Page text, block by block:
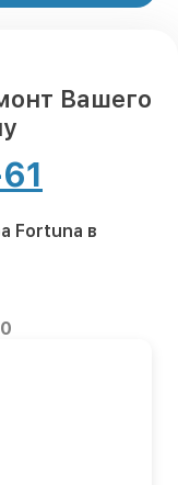
Вашего
Fortuna в